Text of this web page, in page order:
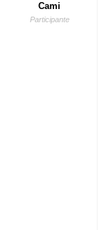
Cami
Participante